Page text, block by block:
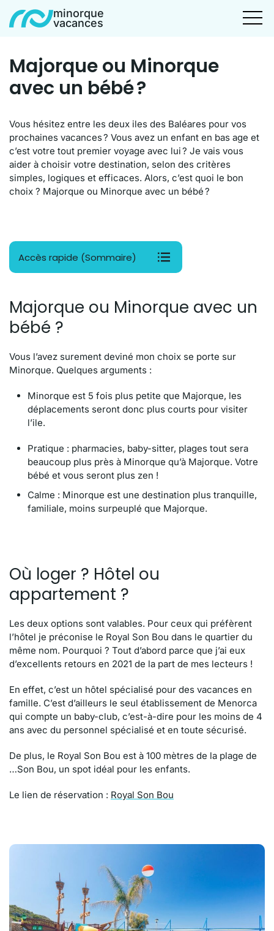
minorque
vacances
Majorque ou Minorque
avec un bébé ?
Vous hésitez entre les deux iles des Baléares pour vos
prochaines vacances ? Vous avez un enfant en bas age et
c’est votre tout premier voyage avec lui ? Je vais vous
aider à choisir votre destination, selon des critères
simples, logiques et efficaces. Alors, c’est quoi le bon
choix ? Majorque ou Minorque avec un bébé ?
Accès rapide (Sommaire)
Majorque ou Minorque avec un
bébé ?
Vous l’avez surement deviné mon choix se porte sur
Minorque. Quelques arguments :
Minorque est 5 fois plus petite que Majorque, les
déplacements seront donc plus courts pour visiter
l’ile.
Pratique : pharmacies, baby-sitter, plages tout sera
beaucoup plus près à Minorque qu’à Majorque. Votre
bébé et vous seront plus zen !
Calme : Minorque est une destination plus tranquille,
familiale, moins surpeuplé que Majorque.
Où loger ? Hôtel ou
appartement ?
Les deux options sont valables. Pour ceux qui préfèrent
l’hôtel je préconise le Royal Son Bou dans le quartier du
même nom. Pourquoi ? Tout d’abord parce que j’ai eux
d’excellents retours en 2021 de la part de mes lecteurs !
En effet, c’est un hôtel spécialisé pour des vacances en
famille. C’est d’ailleurs le seul établissement de Menorca
qui compte un baby-club, c’est-à-dire pour les moins de 4
ans avec du personnel spécialisé et en toute sécurisé.
De plus, le Royal Son Bou est à 100 mètres de la plage de
…Son Bou, un spot idéal pour les enfants.
Le lien de réservation : Royal Son Bou